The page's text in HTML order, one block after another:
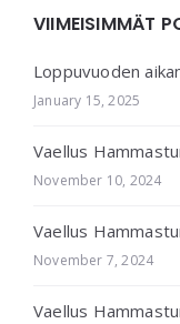
VIIMEISIMMÄT
Loppuvuoden
January 15, 2025
Vaellus
November 10, 2024
Vaellus
November 7, 2024
Vaellus